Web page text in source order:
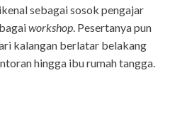
sebagai sosok pengajar
workshop. Pesertanya pun
kalangan berlatar belakang
hingga ibu rumah tangga.